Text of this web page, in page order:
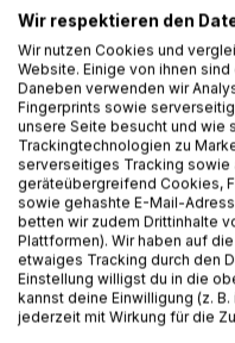
PLAI ist ein essenzieller
zukunftsweisende Rolle
verstehen möchten.
In einer Reihe von
Potenzial der visuellen
Intelligenz.
Wir hinterfragen, ob KI
Mustern hinausgeht und
und Mode
entwickeln kann. Mit
und Dall·E 3 erforscht
Wir respektieren den
Wir nutzen Cookies und
Website. Einige von ihnen
Daneben verwenden wir
Fingerprints sowie
unsere Seite besucht und wie
Trackingtechnologien zu
serverseitiges Tracking sowie
geräteübergreifend Cookies,
sowie gehashte E-Mail-
betten wir zudem Drittinhalte
Plattformen). Wir haben auf
etwaiges Tracking durch den
Einstellung willigst du in die
kannst deine Einwilligung (z.
jederzeit mit Wirkung für die